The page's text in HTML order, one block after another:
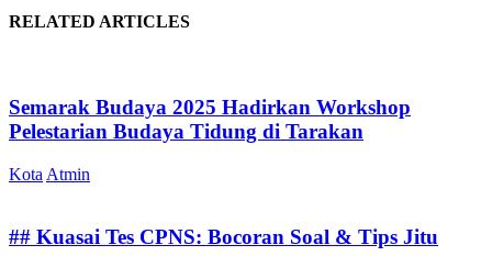
RELATED ARTICLES
Semarak Budaya 2025 Hadirkan Workshop
Pelestarian Budaya Tidung di Tarakan
Kota Atmin
## Kuasai Tes CPNS: Bocoran Soal & Tips Jitu